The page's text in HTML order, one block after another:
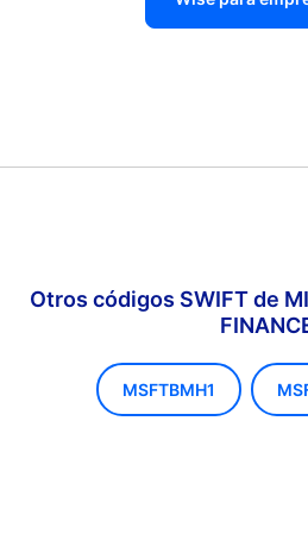
Otros códigos SWIFT de
MSFTBMH1